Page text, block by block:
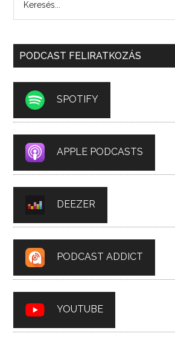
PODCAST FELIRATKOZÁS
SPOTIFY
APPLE PODCASTS
DEEZER
PODCAST ADDICT
YOUTUBE